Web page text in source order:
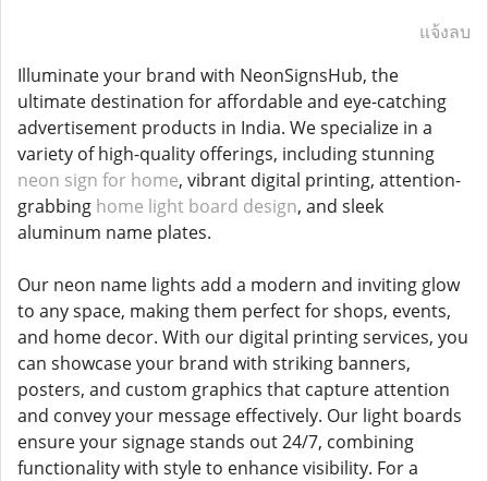
แจ้งลบ
Illuminate your brand with NeonSignsHub, the
ultimate destination for affordable and eye-catching
advertisement products in India. We specialize in a
variety of high-quality offerings, including stunning
neon sign for home, vibrant digital printing, attention-
grabbing home light board design, and sleek
aluminum name plates.
Our neon name lights add a modern and inviting glow
to any space, making them perfect for shops, events,
and home decor. With our digital printing services, you
can showcase your brand with striking banners,
posters, and custom graphics that capture attention
and convey your message effectively. Our light boards
ensure your signage stands out 24/7, combining
functionality with style to enhance visibility. For a